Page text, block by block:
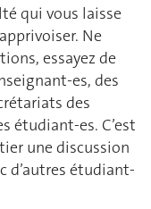
qui vous laisse
Ne
essayez de
es, des
des
étudiant-es. C’est
une discussion
d’autres étudiant-